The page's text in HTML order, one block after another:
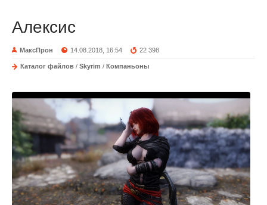
Алексис
МаксПрон 14.08.2018, 16:54 22 398
Каталог файлов / Skyrim / Компаньоны